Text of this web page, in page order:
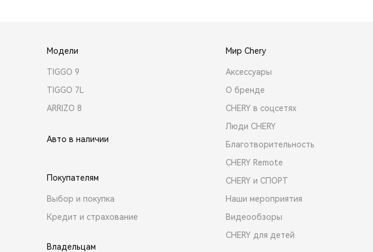
Модели
TIGGO 9
TIGGO 7L
ARRIZO 8
Авто в наличии
Покупателям
Выбор и покупка
Кредит и страхование
Владельцам
Мир Chery
Аксессуары
О бренде
CHERY в соцсетях
Люди CHERY
Благотворительность
CHERY Remote
CHERY и СПОРТ
Наши мероприятия
Видеообзоры
CHERY для детей